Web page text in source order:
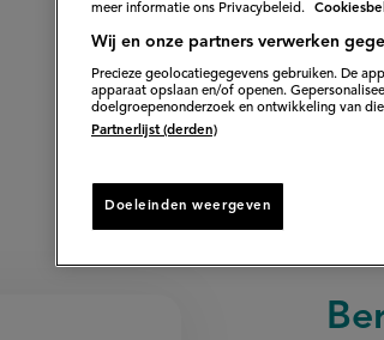
Direct naar recept
meer informatie ons Privacybeleid.
Wij en onze partners verwerken
Precieze geolocatiegegevens gebruiken. De
apparaat opslaan en/of openen.
doelgroepenonderzoek en ontwikkeling van
Partnerlijst (derden)
Doeleinden weergeven